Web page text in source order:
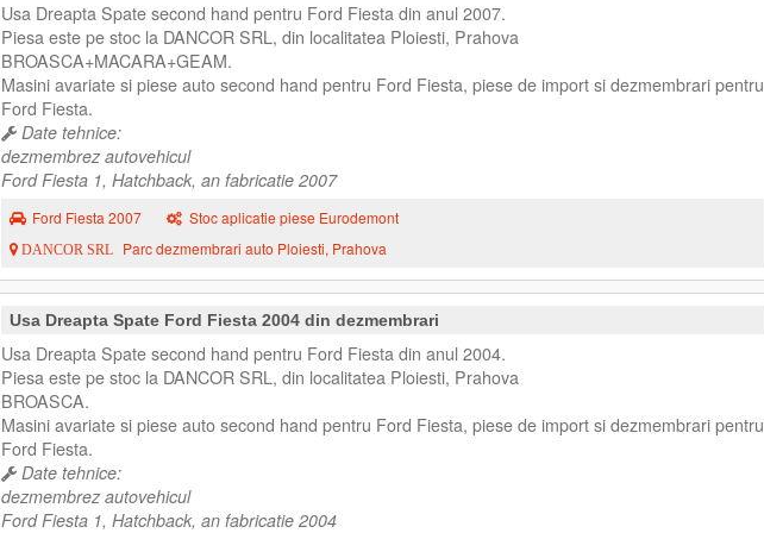
Usa Dreapta Spate second hand pentru Ford Fiesta din anul 2007.
Piesa este pe stoc la DANCOR SRL, din localitatea Ploiesti, Prahova
BROASCA+MACARA+GEAM.
Masini avariate si piese auto second hand pentru Ford Fiesta, piese de import si dezmembrari pentru
Ford Fiesta.
Date tehnice:
dezmembrez autovehicul
Ford Fiesta 1, Hatchback, an fabricatie 2007
Ford Fiesta 2007 Stoc aplicatie piese Eurodemont
DANCOR SRL Parc dezmembrari auto Ploiesti, Prahova
Usa Dreapta Spate Ford Fiesta 2004 din dezmembrari
Usa Dreapta Spate second hand pentru Ford Fiesta din anul 2004.
Piesa este pe stoc la DANCOR SRL, din localitatea Ploiesti, Prahova
BROASCA.
Masini avariate si piese auto second hand pentru Ford Fiesta, piese de import si dezmembrari pentru
Ford Fiesta.
Date tehnice:
dezmembrez autovehicul
Ford Fiesta 1, Hatchback, an fabricatie 2004